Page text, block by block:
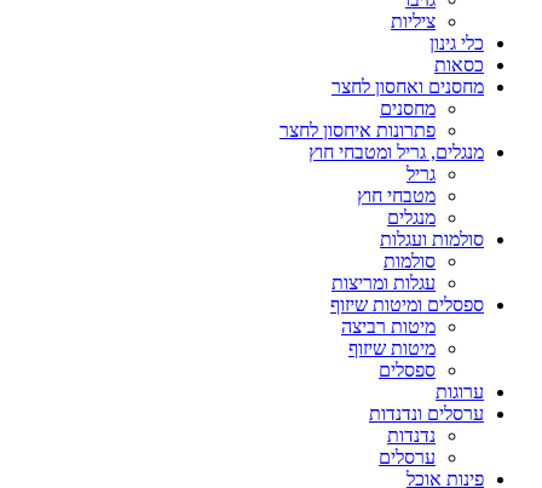
ציליות
כלי גינון
כסאות
מחסנים ואחסון לחצר
מחסנים
פתרונות איחסון לחצר
מנגלים, גריל ומטבחי חוץ
גריל
מטבחי חוץ
מנגלים
סולמות ועגלות
סולמות
עגלות ומריצות
ספסלים ומיטות שיזוף
מיטות רביצה
מיטות שיזוף
ספסלים
ערוגות
ערסלים ונדנדות
נדנדות
ערסלים
פינות אוכל